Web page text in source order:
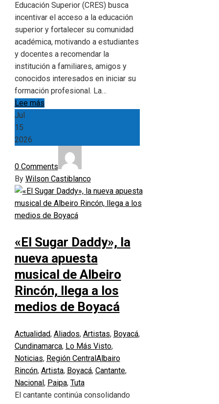
Educación Superior (CRES) busca
incentivar el acceso a la educación
superior y fortalecer su comunidad
académica, motivando a estudiantes
y docentes a recomendar la
institución a familiares, amigos y
conocidos interesados en iniciar su
formación profesional. La…
Lee más
Jul
15
2026
0 Comments
By Wilson Castiblanco
«El Sugar Daddy», la
nueva apuesta
musical de Albeiro
Rincón, llega a los
medios de Boyacá
Actualidad, Aliados, Artistas, Boyacá,
Cundinamarca, Lo Más Visto,
Noticias, Región Central Albairo
Rincón, Artista, Boyacá, Cantante,
Nacional , Paipa, Tuta
El cantante continúa consolidando